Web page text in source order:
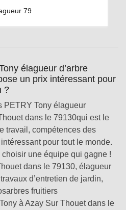
79
élagueur d’arbre
un prix intéressant pour
?
PETRY Tony élagueur
dans le 79130qui est le
travail, compétences des
pour tout le monde.
une équipe qui gagne !
dans le 79130, élagueur
d’entretien de jardin,
fruitiers
à Azay Sur Thouet dans le